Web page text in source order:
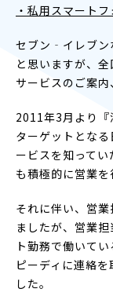
・私用スマート
セブン‐イレブン
と思いますが、
サービスのご案内
2011年3月より『
ターゲットとな
ービスを知って
も積極的に営業を
それに伴い、営
ましたが、営業
ト勤務で働いて
ピーディに連絡
した。